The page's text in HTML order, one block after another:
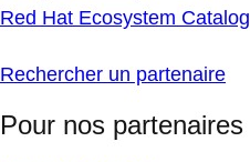
Red Hat Ecosystem Catalog
Rechercher un partenaire
Pour nos partenaires